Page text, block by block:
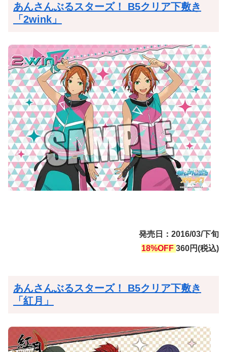
あんさんぶるスターズ！ B5クリア下敷き
「2wink」
発売日：2016/03/下旬
18%OFF 360円(税込)
あんさんぶるスターズ！ B5クリア下敷き
「紅月」